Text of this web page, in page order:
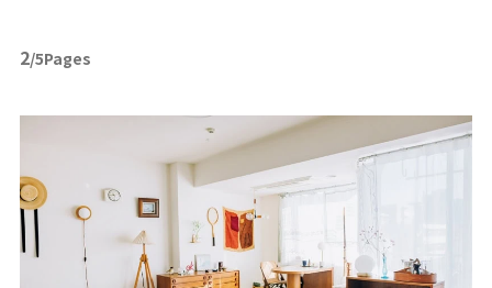
2/5Pages